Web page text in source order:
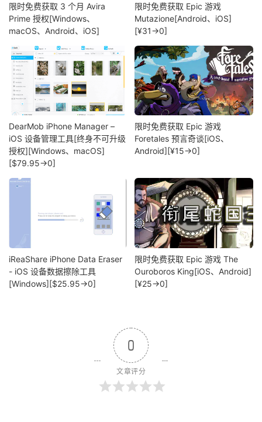
限时免费获取 3 个月 Avira
Prime 授权[Windows、
macOS、Android、iOS]
限时免费获取 Epic 游戏
Mutazione[Android、iOS]
[¥31→0]
DearMob iPhone Manager –
iOS 设备管理工具[终身不可升级
授权][Windows、macOS]
[$79.95→0]
限时免费获取 Epic 游戏
Foretales 预言奇谈[iOS、
Android][¥15→0]
iReaShare iPhone Data Eraser
- iOS 设备数据擦除工具
[Windows][$25.95→0]
限时免费获取 Epic 游戏 The
Ouroboros King[iOS、Android]
[¥25→0]
0
文章评分